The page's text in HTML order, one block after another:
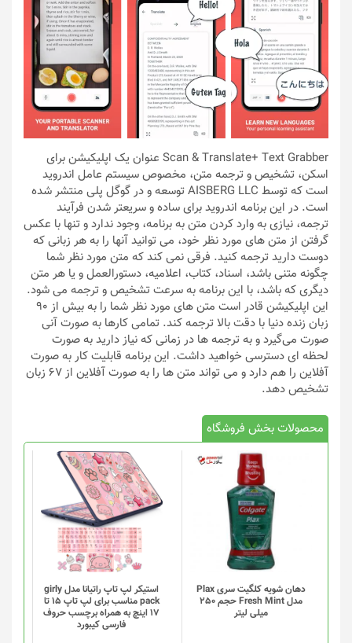
Scan & Translate+ Text Grabber عنوان یک اپلیکیشن برای
اسکن، تشخیص و ترجمه متن، مخصوص سیستم عامل اندروید
است که توسط AISBERG LLC توسعه و در گوگل پلی منتشر شده
است. در این برنامه اندروید برای ساده و سریعتر شدن فرآیند
ترجمه، نیازی به وارد کردن متن به برنامه، وجود ندارد و تنها با عکس
گرفتن از متن های مورد نظر خود، می توانید آنها را به هر زبانی که
دوست دارید ترجمه کنید. فرقی نمی کند که متن مورد نظر شما
چگونه متنی باشد، اسناد، کتاب، اعلامیه، دستورالعمل و یا هر متن
دیگری که باشد، با این برنامه به سرعت تشخیص و ترجمه می شود.
این اپلیکیشن قادر است متن های مورد نظر شما را به بیش از ۹۰
زبان زنده دنیا با دقت بالا ترجمه کند. تمامی کارها به صورت آنی
صورت می‌گیرد و به ترجمه ها در زمانی که نیاز دارید به صورت
لحظه ای دسترسی خواهید داشت. این برنامه قابلیت کار به صورت
آفلاین را هم دارد و می ‌تواند متن ها را به صورت آفلاین از ۶۷ زبان
تشخیص دهد.
محصولات بخش فروشگاه
دهان شویه کلگیت سری Plax
مدل Fresh Mint حجم 250
میلی لیتر
استیکر لپ تاپ راتیانا مدل girly
pack مناسب برای لپ تاپ 15 تا
17 اینچ به همراه برچسب حروف
فارسی کیبورد